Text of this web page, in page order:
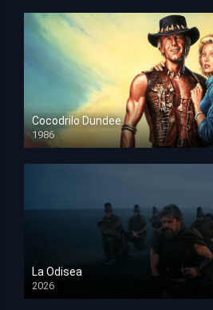
Cocodrilo Dundee
1986
HD 1080p
La Odisea
2026
TS Screener